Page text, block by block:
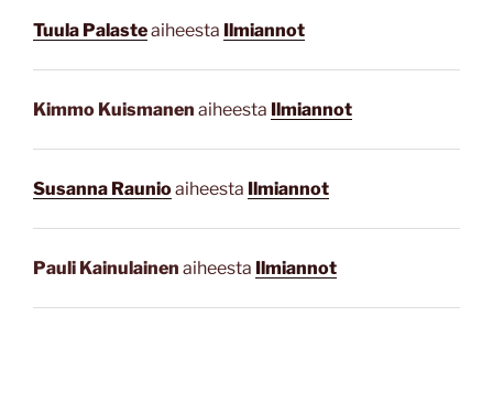
Tuula Palasteaiheesta Ilmiannot
Kimmo Kuismanen aiheesta Ilmiannot
Susanna Raunioaiheesta Ilmiannot
Pauli Kainulainen aiheesta Ilmiannot